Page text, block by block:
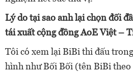
Lý do tại sao anh lại chọn đối
tái xuất cộng đồng AoE Việt –
Tôi có xem lại BiBi thi đấu
hình như Bối Bối (tên BiBi theo